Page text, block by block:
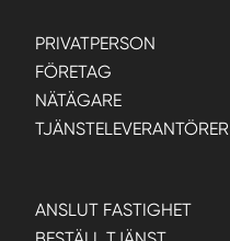
PRIVATPERSON
FÖRETAG
NÄTÄGARE
TJÄNSTELEVERANTÖRER
ANSLUT FASTIGHET